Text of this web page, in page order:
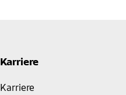
Karriere
Karriere